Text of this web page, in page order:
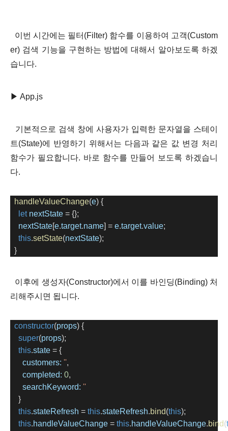
이번 시간에는 필터(Filter) 함수를 이용하여 고객(Custom
er) 검색 기능을 구현하는 방법에 대해서 알아보도록 하겠
습니다.
▶ App.js
기 본적으로 검색 창에 사용자가 입력한 문자열을 스테이
트(State)에 반영하기 위해서는 다음과 같은 값 변경 처리
함수가 필요합니다. 바로 함수를 만들어 보도록 하겠습니
다.
handleValueChange(e) {
let nextState = {};
nextState[e.target.name] = e.target.value;
this.setState(nextState);
  }
이후에 생성자(Constructor)에서 이를 바인딩(Binding) 처
리해주시면 됩니다.
constructor(props) {
super(props);
this.state = {
customers: '',
completed: 0,
searchKeyword: ''
    }
this.stateRefresh = this.stateRefresh.bind(this);
this.handleValueChange = this.handleValueChange.bind(